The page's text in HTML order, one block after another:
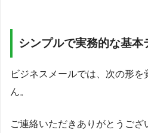
シンプルで実務的な基本
ビジネスメールでは、次の形
ん。
ご連絡いただきありがとうござ